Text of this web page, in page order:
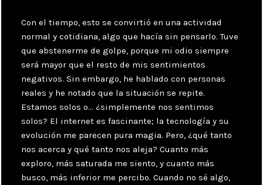
Con el tiempo, esto se convirtió en una actividad
normal y cotidiana, algo que hacía sin pensarlo. Tuve
que abstenerme de golpe, porque mi odio siempre
será mayor que el resto de mis sentimientos
negativos. Sin embargo, he hablado con personas
reales y he notado que la situación se repite.
Estamos solos o… ¿simplemente nos sentimos
solos? El internet es fascinante; la tecnología y su
evolución me parecen pura magia. Pero, ¿qué tanto
nos acerca y qué tanto nos aleja? Cuanto más
exploro, más saturada me siento, y cuanto más
busco, más inferior me percibo. Cuando no sé algo,